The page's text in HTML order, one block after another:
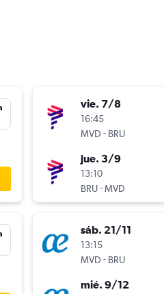
vie. 7/8
16:45
MVD - BRU
jue. 3/9
13:10
BRU-MVD
sáb. 21/11
13:15
MVD - BRU
mié. 9/12